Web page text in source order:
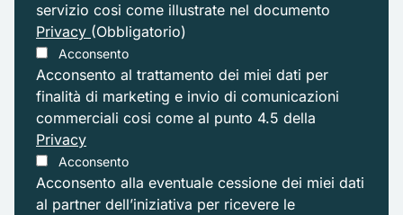
servizio cosi come illustrate nel documento
Privacy (Obbligatorio)
Acconsento
Acconsento al trattamento dei miei dati per
finalità di marketing e invio di comunicazioni
commerciali cosi come al punto 4.5 della
Privacy
Acconsento
Acconsento alla eventuale cessione dei miei dati
al partner dell’iniziativa per ricevere le